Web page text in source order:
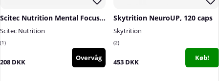
Scitec Nutrition Mental Focus, 90 caps
Scitec Nutrition
1
208 DKK Overvåg
Skytrition NeuroUP, 120 caps
Skytrition
2
453 DKK Køb!